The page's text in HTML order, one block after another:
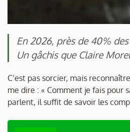
En 2026, près de 40%
Un gâchis que Claire
C’est pas sorcier, mais
me dire : « Comment je fais pour
parlent, il suffit de savoir les